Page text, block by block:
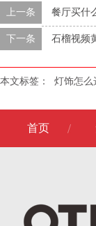
上一条 餐厅买什么
下一条 石榴视频黄
本文标签： 灯饰怎么
首页